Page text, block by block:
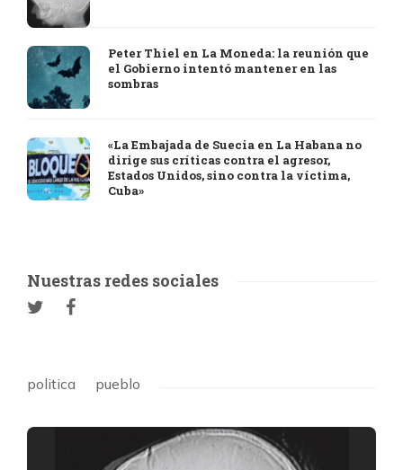
Peter Thiel en La Moneda: la reunión que
el Gobierno intentó mantener en las
sombras
«La Embajada de Suecia en La Habana no
dirige sus críticas contra el agresor,
Estados Unidos, sino contra la víctima,
Cuba»
Nuestras redes sociales
politica pueblo